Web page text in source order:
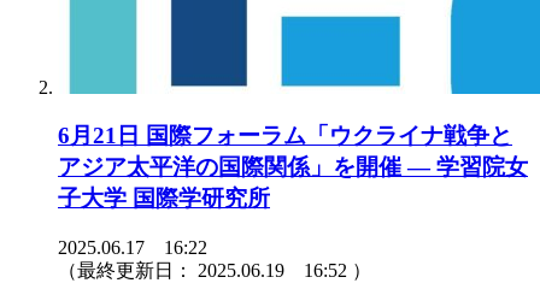
6月21日 国際フォーラム「ウクライナ戦争と
アジア太平洋の国際関係」を開催 — 学習院女
子大学 国際学研究所
2025.06.17 16:22
（最終更新日： 2025.06.19 16:52 ）